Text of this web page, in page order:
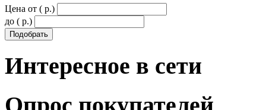
Цена от ( p.)
до ( p.)
Интересное в сети